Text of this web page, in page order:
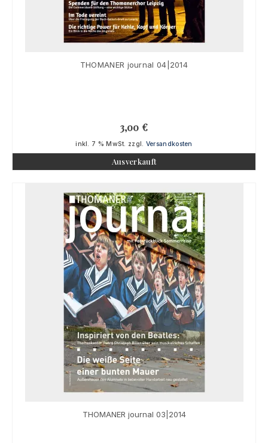
THOMANER journal 04|2014
3,00 €
inkl. 7 % MwSt. zzgl. Versandkosten
Ausverkauft
THOMANER journal 03|2014